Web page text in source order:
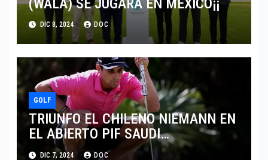
(WALA) SE JUGARÁ EN MÉXICO¡¡
DIC 8, 2024 DOC
GOLF
TRIUNFO EL CHILENO NIEMANN EN
EL ABIERTO PIF SAUDI
INTERNATIONAL
DIC 7, 2024 DOC